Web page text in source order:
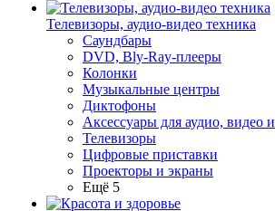
Телевизоры, аудио-видео техника
Саундбары
DVD, Bly-Ray-плееры
Колонки
Музыкальные центры
Диктофоны
Аксессуары для аудио, видео
Телевизоры
Цифровые приставки
Проекторы и экраны
Ещё 5